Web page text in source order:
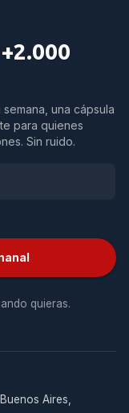
una cápsula
para quienes
Sin ruido.
quieras.
Aires,